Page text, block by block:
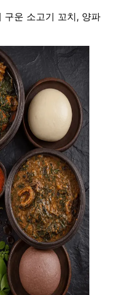
구운 소고기 꼬치, 양파